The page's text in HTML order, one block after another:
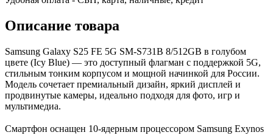
Описание товара
Samsung Galaxy S25 FE 5G SM-S731B 8/512GB в голубом
цвете (Icy Blue) — это доступный флагман с поддержкой 5G,
стильным тонким корпусом и мощной начинкой для России.
Модель сочетает премиальный дизайн, яркий дисплей и
продвинутые камеры, идеально подходя для фото, игр и
мультимедиа.
Смартфон оснащен 10-ядерным процессором Samsung Exynos